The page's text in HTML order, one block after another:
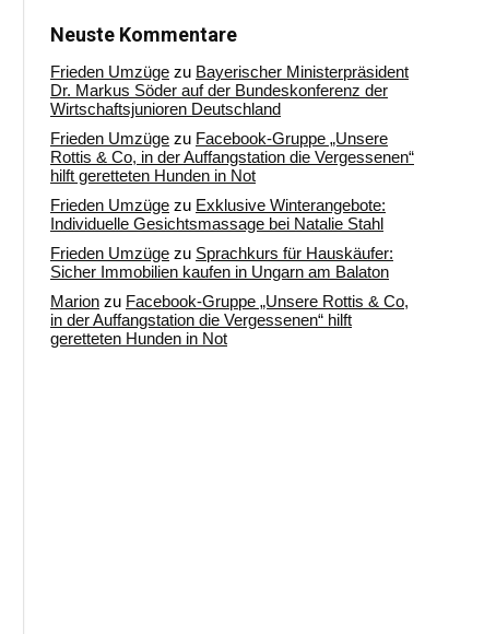
Archiv
Neuste Kommentare
Frieden Umzüge zu Bayerischer Ministerpräsident
Dr. Markus Söder auf der Bundeskonferenz der
Wirtschaftsjunioren Deutschland
Frieden Umzüge zu Facebook-Gruppe „Unsere
Rottis & Co, in der Auffangstation die Vergessenen“
hilft geretteten Hunden in Not
Frieden Umzüge zu Exklusive Winterangebote:
Individuelle Gesichtsmassage bei Natalie Stahl
Frieden Umzüge zu Sprachkurs für Hauskäufer:
Sicher Immobilien kaufen in Ungarn am Balaton
Marion zu Facebook-Gruppe „Unsere Rottis & Co,
in der Auffangstation die Vergessenen“ hilft
geretteten Hunden in Not